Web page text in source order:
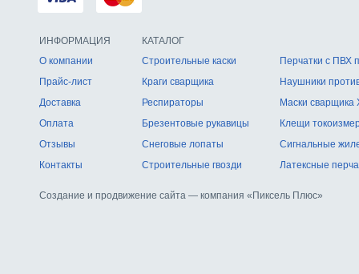
ИНФОРМАЦИЯ
О компании
Прайс-лист
Доставка
Оплата
Отзывы
Контакты
КАТАЛОГ
Строительные каски
Краги сварщика
Респираторы
Брезентовые рукавицы
Снеговые лопаты
Строительные гвозди
Перчатки с ПВХ
Наушники
Маски сварщика
Клещи
Сигнальные
Латексные
Создание и продвижение сайта — компания « Пиксель Плюс»